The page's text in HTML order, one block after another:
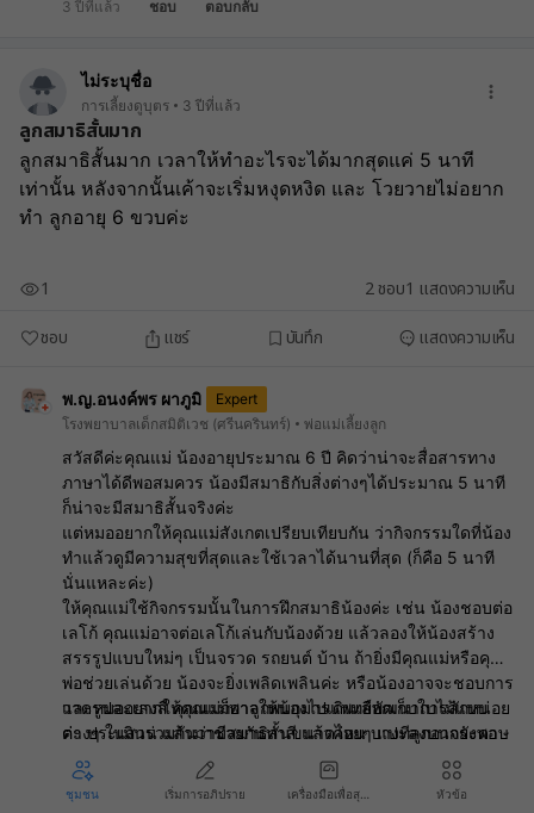
3 ปีที่แล้ว ชอบ ตอบกลับ
ไม่ระบุชื่อ
การเลี้ยงดูบุตร 3 ปีที่แล้ว
ลูกสมาธิสั้นมาก
ลูกสมาธิสั้นมาก เวลาให้ทำอะไรจะได้มากสุดแค่ 5 นาที
เท่านั้น หลังจากนั้นเค้าจะเริ่มหงุดหงิด และ โวยวายไม่อยาก
ทำ ลูกอายุ 6 ขวบค่ะ
ชอบ แชร์ บันทึก แสดงความเห็น
1 2ชอบ1 แสดงความเห็น
พ.ญ.อนงค์พร ผาภูมิ
Expert
โรงพยาบาลเด็กสมิติเวช (ศรีนครินทร์)
พ่อแม่เลี้ยงลูก
สวัสดีค่ะคุณแม่ น้องอายุประมาณ 6 ปี คิดว่าน่าจะสื่อสารทาง
ภาษาได้ดีพอสมควร น้องมีสมาธิกับสิ่งต่างๆได้ประมาณ 5 นาที
ก็น่าจะมีสมาธิสั้นจริงค่ะ
แต่หมออยากให้คุณแม่สังเกตเปรียบเทียบกัน ว่ากิจกรรมใดที่น้อง
ทำแล้วดูมีความสุขที่สุดและใช้เวลาได้นานที่สุด (ก็คือ 5 นาที
นั่นแหละค่ะ)
ให้คุณแม่ใช้กิจกรรมนั้นในการฝึกสมาธิน้องค่ะ เช่น น้องชอบต่อ
เลโก้ คุณแม่อาจต่อเลโก้เล่นกับน้องด้วย แล้วลองให้น้องสร้าง
สรรรูปแบบใหม่ๆ เป็นจรวด รถยนต์ บ้าน ถ้ายิ่งมีคุณแม่หรือคุณ
พ่อช่วยเล่นด้วย น้องจะยิ่งเพลิดเพลินค่ะ หรือน้องอาจจะชอบการ
วาดรูปละเลงสี คุณแม่ก็อาจให้น้องไปเดินเลือกเก็บใบไม้แบบ
ต่างๆ ในสวน แล้วมาช่วยกันทาสี แล้วค่อยๆ แปะลงบนกระดาษ
ให้น้องเลือกสี ผสมสีเอง น้องจะเพลินมากกว่าไปมองที่เวลาว่า
นานเท่าไหร่ค่ะ (บางกิจกรรม ยอมเลอะเทอะ เด็กจะยิ่งสนุกค่ะ)
และหมออยากให้คุณแม่พาลูกพบกุมารแพทย์พัฒนาการสักหน่อย
ค่ะ ประเมินร่วมกันว่ามีสมาธิสั้นขนาดไหน บางทีลูกอาจยังพอ
จะมีสมาธิบ้าง แต่กิจกรรมนั้นไม่ชวนให้สนุก น้องเลยยิ่งเบื่อง่าย
หรือบางทีผู้ปกครองติดงาน ไม่ได้ focus กับน้อง น้องก็จะรู้สึกว่า
ไม่มีใครอยากเล่นด้วย ก็จะซนเรียกร้องความสนใจ เป็นต้นค่ะ
คุณแม่สู้ๆ นะคะ อ่านเพิ่มเติมค่ะ เด็ก Hyper
ชุมชน เริ่มการอภิปราย เครื่องมือเพื่อสุขภาพ หัวข้อ